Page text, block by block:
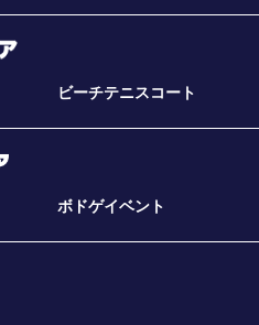
ビーチテニスコート
ボドゲイベント